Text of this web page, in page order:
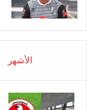
الأشهر